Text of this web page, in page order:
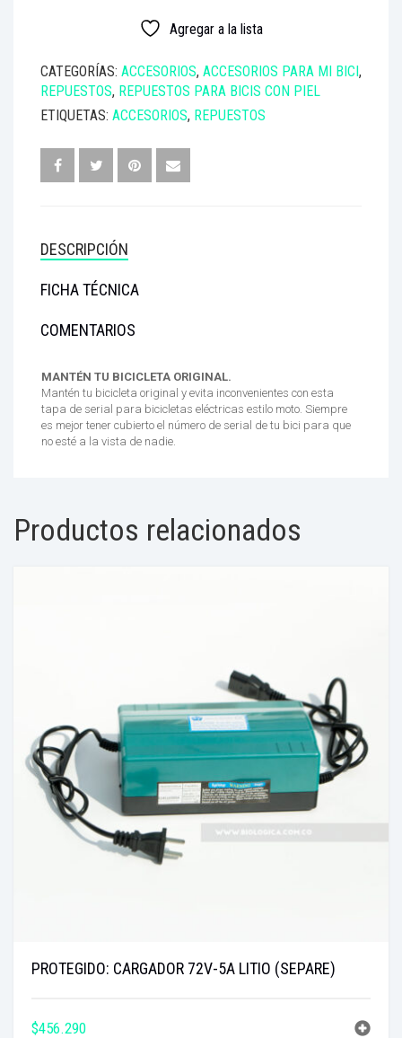
Agregar a la lista
CATEGORÍAS: ACCESORIOS, ACCESORIOS PARA MI BICI,
REPUESTOS, REPUESTOS PARA BICIS CON PIEL
ETIQUETAS: ACCESORIOS, REPUESTOS
DESCRIPCIÓN
FICHA TÉCNICA
COMENTARIOS
MANTÉN TU BICICLETA ORIGINAL.
Mantén tu bicicleta original y evita inconvenientes con esta
tapa de serial para bicicletas eléctricas estilo moto. Siempre
es mejor tener cubierto el número de serial de tu bici para que
no esté a la vista de nadie.
Productos relacionados
PROTEGIDO: CARGADOR 72V-5A LITIO (SEPARE)
$456.290